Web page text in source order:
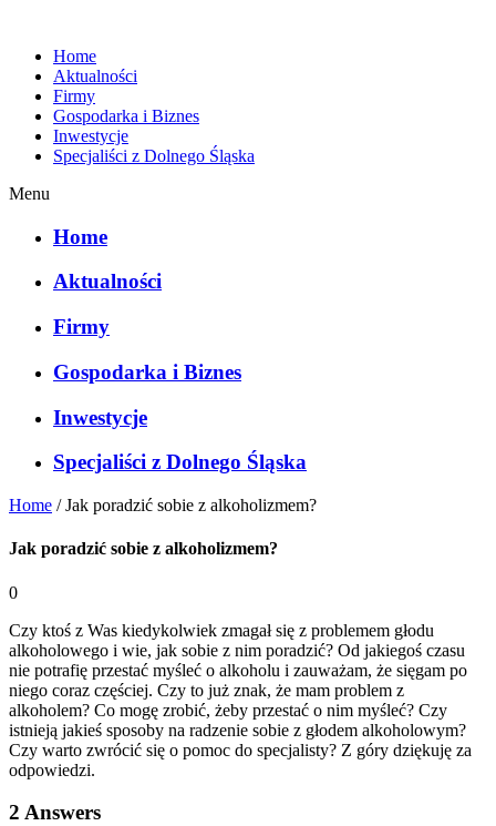
Home
Aktualności
Firmy
Gospodarka i Biznes
Inwestycje
Specjaliści z Dolnego Śląska
Menu
Home
Aktualności
Firmy
Gospodarka i Biznes
Inwestycje
Specjaliści z Dolnego Śląska
Home /Jak poradzić sobie z alkoholizmem?
Jak poradzić sobie z alkoholizmem?
0
Czy ktoś z Was kiedykolwiek zmagał się z problemem głodu
alkoholowego i wie, jak sobie z nim poradzić? Od jakiegoś czasu
nie potrafię przestać myśleć o alkoholu i zauważam, że sięgam po
niego coraz częściej. Czy to już znak, że mam problem z
alkoholem? Co mogę zrobić, żeby przestać o nim myśleć? Czy
istnieją jakieś sposoby na radzenie sobie z głodem alkoholowym?
Czy warto zwrócić się o pomoc do specjalisty? Z góry dziękuję za
odpowiedzi.
2 Answers